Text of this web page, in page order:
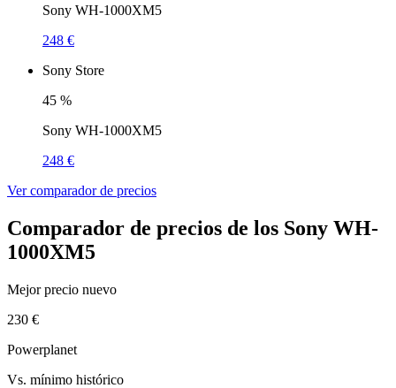
Sony WH-1000XM5
248 €
Sony Store
45 %
Sony WH-1000XM5
248 €
Ver comparador de precios
Comparador de precios de los Sony WH-
1000XM5
Mejor precio nuevo
230 €
Powerplanet
Vs. mínimo histórico